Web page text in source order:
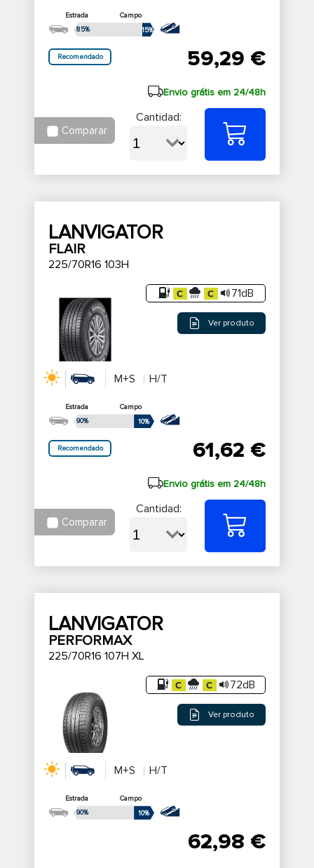
Estrada
Campo
85%
15%
Recomendado 59,29 €
Envio grátis em 24/48h
Comparar
Cantidad:
LANVIGATOR
FLAIR
225/70R16 103H
71dB
Ver produto
M+S H/T
Estrada
Campo
90%
10%
Recomendado 61,62 €
Envio grátis em 24/48h
Comparar
Cantidad:
LANVIGATOR
PERFORMAX
225/70R16 107H XL
72dB
Ver produto
M+S H/T
Estrada
Campo
90%
10%
62,98 €